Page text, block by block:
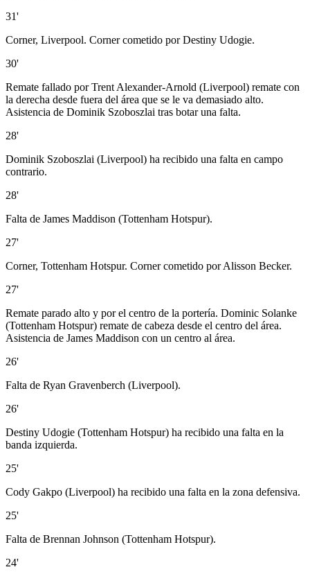
31'
Corner, Liverpool. Corner cometido por Destiny Udogie.
30'
Remate fallado por Trent Alexander-Arnold (Liverpool) remate con
la derecha desde fuera del área que se le va demasiado alto.
Asistencia de Dominik Szoboszlai tras botar una falta.
28'
Dominik Szoboszlai (Liverpool) ha recibido una falta en campo
contrario.
28'
Falta de James Maddison (Tottenham Hotspur).
27'
Corner, Tottenham Hotspur. Corner cometido por Alisson Becker.
27'
Remate parado alto y por el centro de la portería. Dominic Solanke
(Tottenham Hotspur) remate de cabeza desde el centro del área.
Asistencia de James Maddison con un centro al área.
26'
Falta de Ryan Gravenberch (Liverpool).
26'
Destiny Udogie (Tottenham Hotspur) ha recibido una falta en la
banda izquierda.
25'
Cody Gakpo (Liverpool) ha recibido una falta en la zona defensiva.
25'
Falta de Brennan Johnson (Tottenham Hotspur).
24'